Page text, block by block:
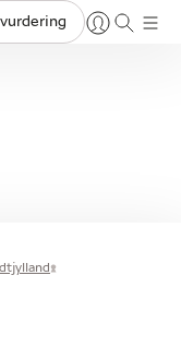
vurdering